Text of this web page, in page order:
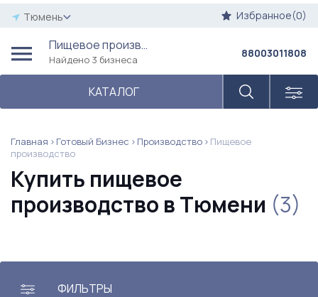
Тюмень Избранное(0)
Пищевое производство
Найдено 3 бизнеса
КАТАЛОГ
88003011808
Главная Готовый Бизнес Производство
Пищевое
производство
Купить пищевое
производство в Тюмени (3)
ФИЛЬТРЫ